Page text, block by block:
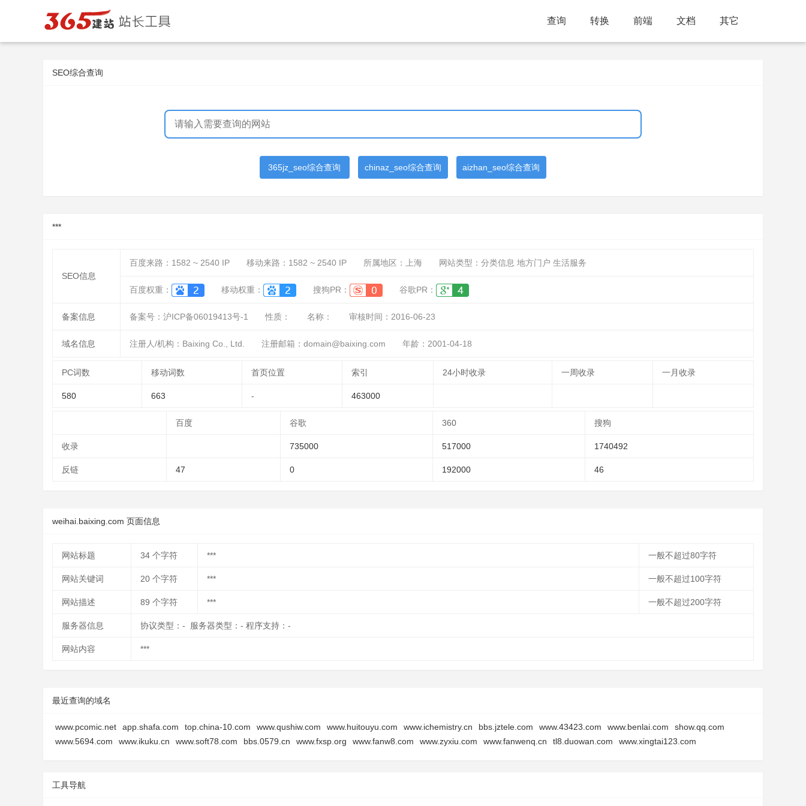
查询 转换 前端 文档 其它
SEO综合查询
365jz_seo综合查询 chinaz_seo综合查询 aizhan_seo综合查询
***
SEO信息
百度来路： 1582 ~ 2540 IP 移动来路： 1582 ~ 2540 IP 所属地区：上海 网站类型：分类信息 地方门户 生活服务
百度权重： 移动权重： 搜狗PR： 谷歌PR：
备案信息 备案号：沪ICP备06019413号-1 性质： 名称： 审核时间： 2016-06-23
域名信息 注册人/机构：Baixing Co., Ltd. 注册邮箱：domain@baixing.com 年龄：2001-04-18
PC词数 移动词数 首页位置 索引 24小时收录 一周收录 一月收录
580 663 - 463000
百度 谷歌 360 搜狗
收录 735000 517000 1740492
反链 47 0 192000 46
weihai.baixing.com 页面信息
网站标题 34 个字符 *** 一般不超过80字符
网站关键词 20 个字符 *** 一般不超过100字符
网站描述 89 个字符 *** 一般不超过200字符
服务器信息 协议类型：- 服务器类型：- 程序支持：-
网站内容 ***
最近查询的域名
www.pcomic.net app.shafa.com top.china-10.com www.qushiw.com www.huitouyu.com www.ichemistry.cn bbs.jztele.com www.43423.com www.benlai.com
show.qq.com
www.5694.com
www.ikuku.cn www.soft78.com bbs.0579.cn www.fxsp.org www.fanw8.com www.zyxiu.com www.fanwenq.cn tl8.duowan.com www.xingtai123.com
工具导航